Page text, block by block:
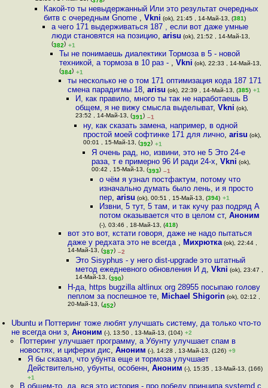
Какой-то ты невыдержанный Или это результат очередных
битв с очередным Gnome , Vkni (ok), 21:45 , 14-Май-13, (381)
а чего 171 выдерживаться 187 , если вот даже умные
люди становятся на позицию, arisu (ok), 21:52 , 14-Май-13,
(382) +1
Ты не понимаешь диалектики Тормоза в 5 - новой
техникой, а тормоза в 10 раз - ,Vkni (ok), 22:33 , 14-Май-13,
(384) +1
ты несколько не о том 171 оптимизация кода 187 171
смена парадигмы 18, arisu (ok), 22:39 , 14-Май-13, (385) +1
И, как правило, много ты так не наработаешь В
общем, я не вижу смысла выделыват, Vkni (ok),
23:52 , 14-Май-13, (391) –1
ну, как сказать замена, например, в одной
простой моей софтинке 171 для лично,arisu (ok),
00:01 , 15-Май-13, (392) +1
Я очень рад, но, извини, это не 5 Это 24-е
раза, т е примерно 96 И ради 24-х, Vkni (ok),
00:42 , 15-Май-13, (393) –1
о чём я узнал постфактум, потому что
изначально думать было лень, и я просто
пер, arisu (ok), 00:51 , 15-Май-13, (394) +1
Извни, 5 тут, 5 там, и так кучу раз подряд А
потом оказывается что в целом ст, Аноним
(-), 03:46 , 18-Май-13, (418)
вот это вот, кстати говоря, даже не надо пытаться
даже у редхата это не всегда , Михрютка(ok), 22:44 ,
14-Май-13, (387) –2
Это Sisyphus - у него dist-upgrade это штатный
метод ежедневного обновления И д, Vkni (ok), 23:47 ,
14-Май-13, (390)
Н-да, https bugzilla altlinux org 28955 посыпаю голову
пеплом за поспешное те, Michael Shigorin(ok), 02:12 ,
20-Май-13, (452)
Ubuntu и Поттеринг тоже любят улучшать систему, да только что-то
не всегда они з,Аноним (-), 13:50 , 13-Май-13, (104) +2
Поттеринг улучшает программу, а Убунту улучшает спам в
новостях, и циферки дис, Аноним (-), 14:28 , 13-Май-13, (126) +9
Я бы сказал, что убунта еще и тормоза улучшает
Действительно, убунты, особенн, Аноним (-), 15:35 , 13-Май-13, (166)
+1
В общем-то, да, вся это история - про победу принципа systemd с